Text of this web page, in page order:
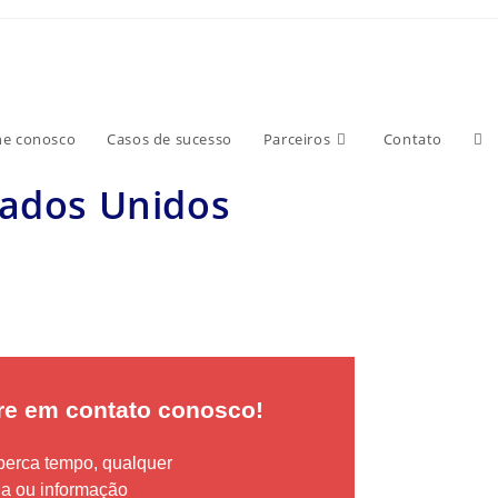
conosco Casos de sucesso Parceiros Contato
Unidos
em contato conosco!
tempo, qualquer
ou informação